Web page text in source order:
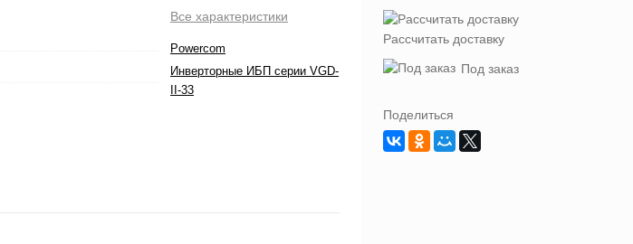
Все характеристики
Powercom
Инверторные ИБП серии VGD-
II-33
Рассчитать доставку
Под заказ
Поделиться